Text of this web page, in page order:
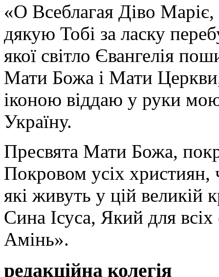
«О Всеблагая Діво
дякую Тобі за ласку
якої світло Євангелія
Мати Божа і Мати
іконою віддаю у руки
Україну.
Пресвята Мати Божа,
Покровом усіх християн,
які живуть у цій великій
Сина Ісуса, Який для
Амінь».
редакційна колегія